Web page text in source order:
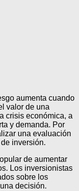
aumenta cuando
valor de una
crisis económica, a
y demanda. Por
una evaluación
inversión.
de aumentar
Los inversionistas
sobre los
decisión.